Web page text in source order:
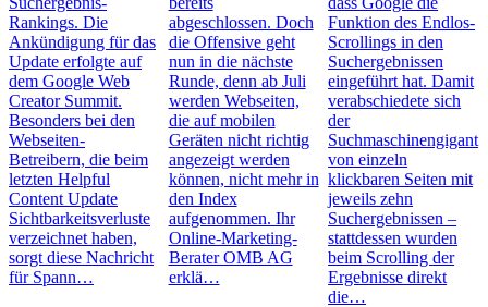
Rankings. Die
Ankündigung für das
Update erfolgte auf
dem Google Web
Creator Summit.
Besonders bei den
Webseiten-
Betreibern, die beim
letzten Helpful
Content Update
Sichtbarkeitsverluste
verzeichnet haben,
sorgt diese Nachricht
für Spann…
abgeschlossen. Doch
die Offensive geht
nun in die nächste
Runde, denn ab Juli
werden Webseiten,
die auf mobilen
Geräten nicht richtig
angezeigt werden
können, nicht mehr in
den Index
aufgenommen. Ihr
Online-Marketing-
Berater OMB AG
erklä…
Funktion des Endlos-
Scrollings in den
Suchergebnissen
eingeführt hat. Damit
verabschiedete sich
der
Suchmaschinengigant
von einzeln
klickbaren Seiten mit
jeweils zehn
Suchergebnissen –
stattdessen wurden
beim Scrolling der
Ergebnisse direkt
die…